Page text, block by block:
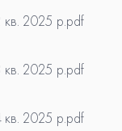
2025 р.pdf
2025 р.pdf
2025 р.pdf